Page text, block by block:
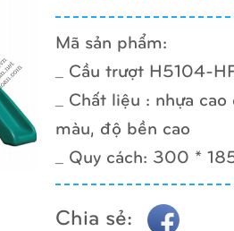
Mã sản phẩm:
_ Cầu trượt H5104-
_ Chất liệu : nhựa
màu, độ bền cao
_ Quy cách: 300 *
Chia sẻ: